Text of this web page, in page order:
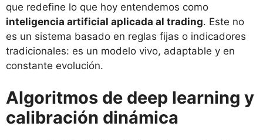
que redefine lo que hoy entendemos como
inteligencia artificial aplicada al trading. Este no
es un sistema basado en reglas fijas o indicadores
tradicionales: es un modelo vivo, adaptable y en
constante evolución.
Algoritmos de deep learning y
calibración dinámica